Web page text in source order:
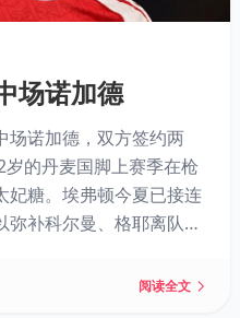
场诺加德
场诺加德，双方签约两
的丹麦国脚上赛季在枪
妃糖。埃弗顿今夏已接连
补科尔曼、格耶离队后
超揭幕战。
阅读全文